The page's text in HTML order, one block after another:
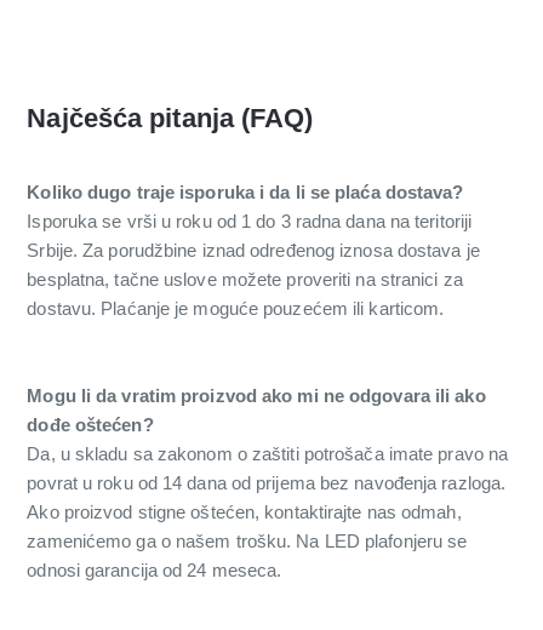
Najčešća pitanja (FAQ)
Koliko dugo traje isporuka i da li se plaća dostava?
Isporuka se vrši u roku od 1 do 3 radna dana na teritoriji
Srbije. Za porudžbine iznad određenog iznosa dostava je
besplatna, tačne uslove možete proveriti na stranici za
dostavu. Plaćanje je moguće pouzećem ili karticom.
Mogu li da vratim proizvod ako mi ne odgovara ili ako
dođe oštećen?
Da, u skladu sa zakonom o zaštiti potrošača imate pravo na
povrat u roku od 14 dana od prijema bez navođenja razloga.
Ako proizvod stigne oštećen, kontaktirajte nas odmah,
zamenićemo ga o našem trošku. Na LED plafonjeru se
odnosi garancija od 24 meseca.